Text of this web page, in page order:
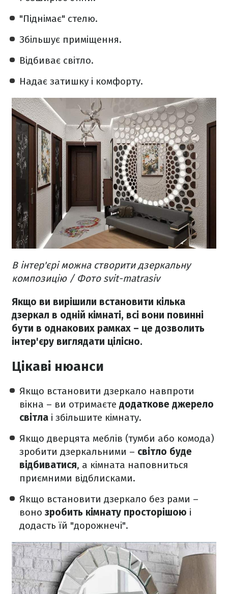
"Піднімає" стелю.
Збільшує приміщення.
Відбиває світло.
Надає затишку і комфорту.
В інтер'єрі можна створити дзеркальну
композицію / Фото svit-matrasiv
Якщо ви вирішили встановити кілька
дзеркал в одній кімнаті, всі вони повинні
бути в однакових рамках – це дозволить
інтер'єру виглядати цілісно.
Цікаві нюанси
Якщо встановити дзеркало навпроти
вікна – ви отримаєте додаткове джерело
світла і збільшите кімнату.
Якщо дверцята меблів (тумби або комода)
зробити дзеркальними – світло буде
відбиватися, а кімната наповниться
приємними відблисками.
Якщо встановити дзеркало без рами –
воно зробить кімнату просторішою і
додасть їй "дорожнечі".